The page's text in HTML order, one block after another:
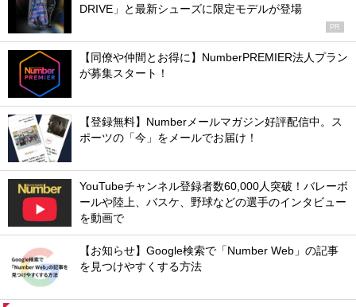
DRIVE」と最新シューズに限定モデルが登場
PR
【同僚や仲間とお得に】NumberPREMIER法人プラン
が募集スタート！
【登録無料】Numberメールマガジン好評配信中。ス
ポーツの「今」をメールでお届け！
YouTubeチャンネル登録者数60,000人突破！バレーボ
ールや陸上、バスケ、野球などの選手のインタビュー
を動画で
【お知らせ】Google検索で「Number Web」の記事
を見つけやすくする方法